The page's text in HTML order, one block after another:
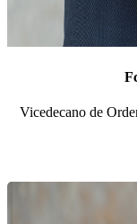
Vicedecano de